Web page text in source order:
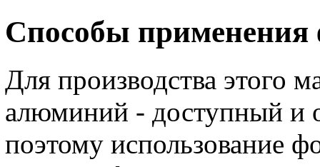
Способы применения
Для производства этого
алюминий - доступный и
поэтому использование